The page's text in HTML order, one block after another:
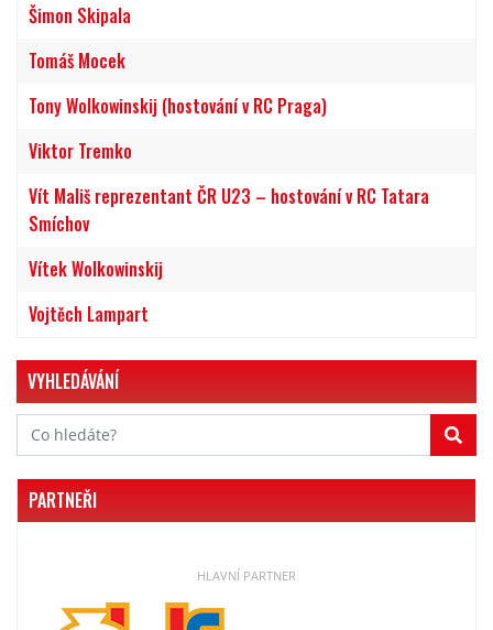
PARTNEŘI
HLAVNÍ PARTNER
Šimon Skipala
Tomáš Mocek
Tony Wolkowinskij (hostování v RC Praga)
Viktor Tremko
Vít Mališ reprezentant ČR U23 – hostování v RC Tatara
Smíchov
Vítek Wolkowinskij
Vojtěch Lampart
VYHLEDÁVÁNÍ